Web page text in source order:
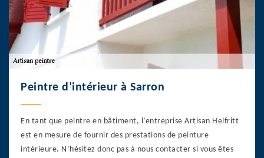
Peintre d’intérieur à Sarron
En tant que peintre en bâtiment, l’entreprise Artisan Helfritt
est en mesure de fournir des prestations de peinture
intérieure. N’hésitez donc pas à nous contacter si vous êtes